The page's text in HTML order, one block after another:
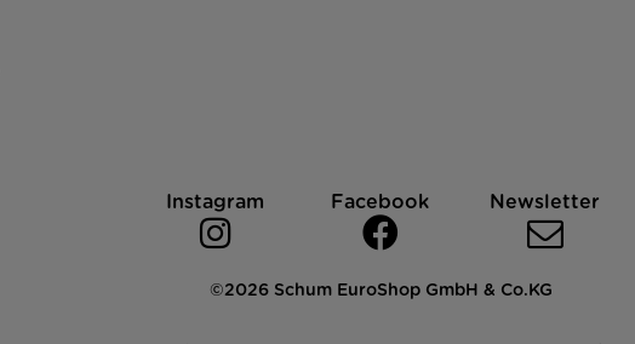
Instagram Facebook Newsletter
©2026 Schum EuroShop GmbH & Co.KG